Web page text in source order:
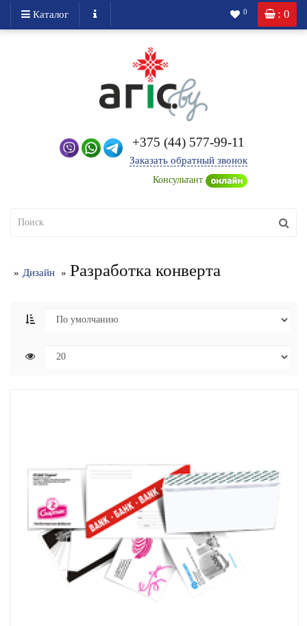
: 0
Каталог 0
+375 (44) 577-99-11
Заказать обратный звонок
Консультант
Дизайн Разработка конверта